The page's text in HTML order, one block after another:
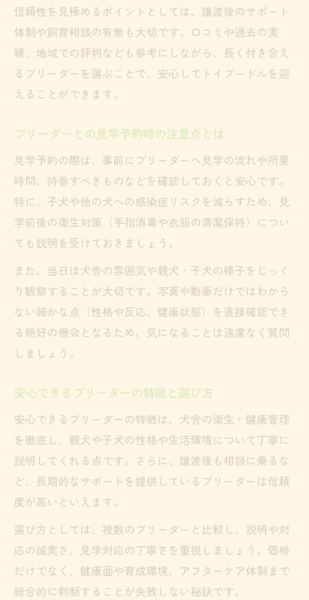
健康なトイプードルに必要な環境づくり
ブリーダーが心がける理想の子犬環境とは
健康な子犬と出会うためのブリーダー基準
ブリーダーが実施する健康管理の具体例
ブリーダーの健康診断体制と安心要素
信頼できるブリーダーの健康チェック方法
健康的な子犬のためのブリーダーの配慮
見学で確認したい育成環境の大切さとは
要素
ブリーダーが配慮する子犬のストレス管理
見学で重視したいブリーダーの衛生保持
育成環境から判断するブリーダーの誠実さ
福岡県で信頼を集めるブリーダーの特徴
ブリーダーが重視する信頼構築の取り組み
口コミで高評価のブリーダーに共通する点
安心できるブリーダーの対応と情報開示
ブリーダーが提供するサポート内容の魅力
信頼されるブリーダーの犬舎運営方針
育てやすい性格重視の子犬選び実践ガイド
ブリーダーが育てる性格良好な子犬の特徴
性格重視でブリーダー選びを成功させる方
信頼性を見極めるポイントとしては、譲渡後のサポート
体制や飼育相談の有無も大切です。口コミや過去の実
績、地域での評判なども参考にしながら、長く付き合え
るブリーダーを選ぶことで、安心してトイプードルを迎
えることができます。
ブリーダーとの見学予約時の注意点とは
見学予約の際は、事前にブリーダーへ見学の流れや所要
時間、持参すべきものなどを確認しておくと安心です。
特に、子犬や他の犬への感染症リスクを減らすため、見
学前後の衛生対策（手指消毒や衣服の清潔保持）につい
ても説明を受けておきましょう。
また、当日は犬舎の雰囲気や親犬・子犬の様子をじっく
り観察することが大切です。写真や動画だけではわから
ない細かな点（性格や反応、健康状態）を直接確認でき
る絶好の機会となるため、気になることは遠慮なく質問
しましょう。
安心できるブリーダーの特徴と選び方
安心できるブリーダーの特徴は、犬舎の衛生・健康管理
を徹底し、親犬や子犬の性格や生活環境について丁寧に
説明してくれる点です。さらに、譲渡後も相談に乗るな
ど、長期的なサポートを提供しているブリーダーは信頼
度が高いといえます。
選び方としては、複数のブリーダーと比較し、説明や対
応の誠実さ、見学対応の丁寧さを重視しましょう。価格
だけでなく、健康面や育成環境、アフターケア体制まで
総合的に判断することが失敗しない秘訣です。